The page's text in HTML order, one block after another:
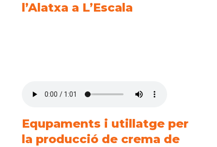
l’Alatxa a L’Escala
Equpaments i utillatge per
la producció de crema de